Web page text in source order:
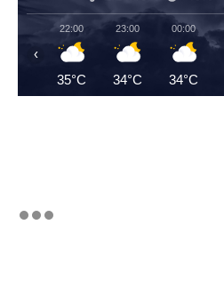
22:00
35°C
23:00
34°C
00:00
34°C
‹